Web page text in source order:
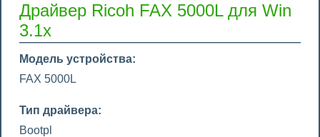
Драйвер Ricoh FAX 5000L для Win
3.1x
Модель устройства:
FAX 5000L
Тип драйвера:
Bootpl